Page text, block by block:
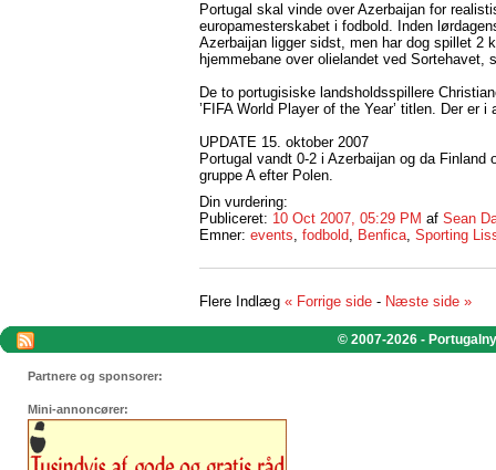
Portugal skal vinde over Azerbaijan for
europamesterskabet i fodbold. Inden
Azerbaijan ligger sidst, men har dog spillet 2
hjemmebane over olielandet ved Sortehavet,
De to portugisiske landsholdsspillere
’FIFA World Player of the Year’ titlen. Der er
UPDATE 15. oktober 2007
Portugal vandt 0-2 i Azerbaijan og da
gruppe A efter Polen.
Din vurdering:
Publiceret: 10 Oct 2007, 05:29 PM af Sean
Emner: events, fodbold, Benfica, Sporting
Flere Indlæg « Forrige side - Næste side »
© 2007-2026 -
Partnere og sponsorer:
Mini-annoncører: